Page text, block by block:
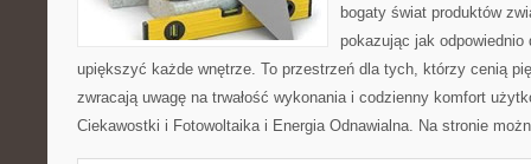
bogaty świat produktów
pokazując jak odpowiednio
upiększyć każde wnętrze. To przestrzeń dla tych, którzy cenią
zwracają uwagę na trwałość wykonania i codzienny komfort
Ciekawostki i Fotowoltaika i Energia Odnawialna. Na stronie